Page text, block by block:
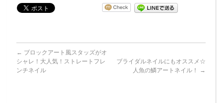
← ブロックアート風スタッズがオ
シャレ！大人気！ストレートフレ
ンチネイル
ブライダルネイルにもオススメ☆
人魚の鱗アートネイル！
→